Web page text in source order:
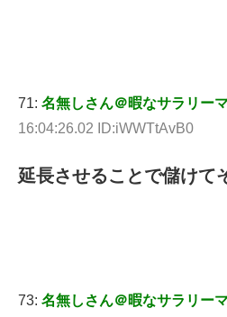
71: 名無しさん＠暇なサラリー
16:04:26.02 ID:iWWTtAvB0
延長させることで儲けて
73: 名無しさん＠暇なサラリー